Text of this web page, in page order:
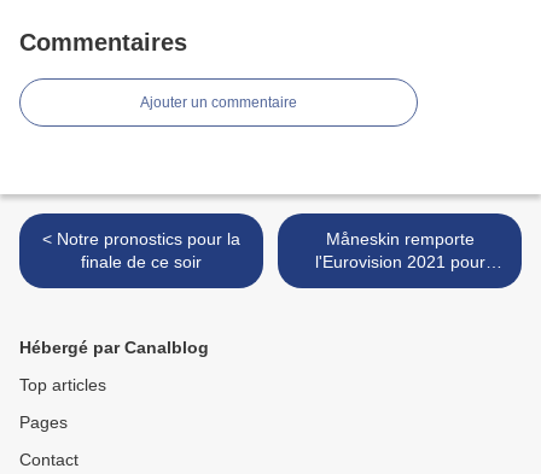
Commentaires
Ajouter un commentaire
< Notre pronostics pour la
finale de ce soir
Måneskin remporte
l'Eurovision 2021 pour
l'Italie - Barbara Pravi pour
Hébergé par Canalblog
Top articles
Pages
Contact